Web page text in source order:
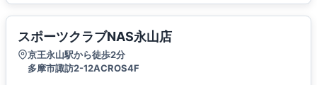
スポーツクラブNAS永山店
京王永山駅から徒歩2分
多摩市諏訪2-12ACROS4F